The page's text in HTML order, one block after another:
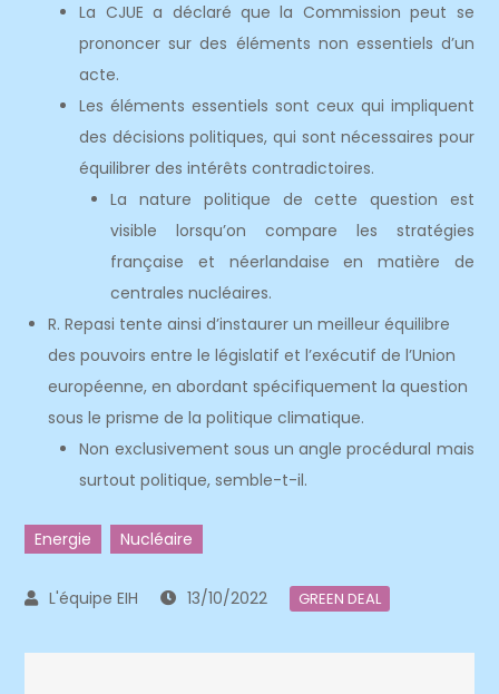
La CJUE a déclaré que la Commission peut se
prononcer sur des éléments non essentiels d’un
acte.
Les éléments essentiels sont ceux qui impliquent
des décisions politiques, qui sont nécessaires pour
équilibrer des intérêts contradictoires.
La nature politique de cette question est
visible lorsqu’on compare les stratégies
française et néerlandaise en matière de
centrales nucléaires.
R. Repasi tente ainsi d’instaurer un meilleur équilibre
des pouvoirs entre le législatif et l’exécutif de l’Union
européenne, en abordant spécifiquement la question
sous le prisme de la politique climatique.
Non exclusivement sous un angle procédural mais
surtout politique, semble-t-il.
Energie Nucléaire
13/10/2022 GREEN DEAL